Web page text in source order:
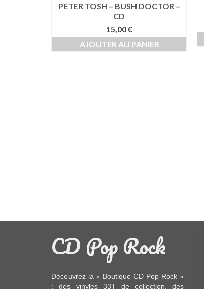
PETER TOSH – BUSH DOCTOR –
CD
15,00€
AJOUTER AU PANIER
CD Pop Rock
Découvrez la « Boutique CD Pop Rock »
: des vinyles 33Tde collection, des